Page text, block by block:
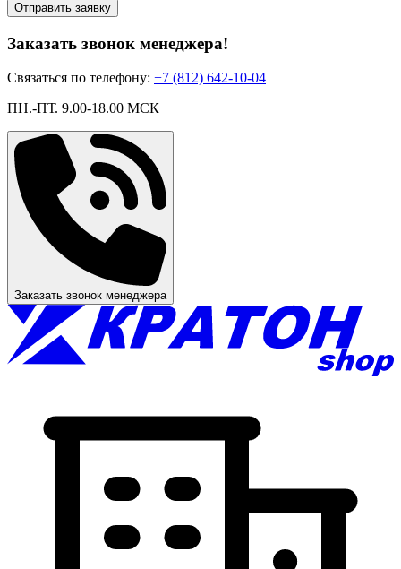
Отправить заявку
Заказать звонок менеджера!
Связаться по телефону: +7 (812) 642-10-04
ПН.-ПТ. 9.00-18.00 МСК
Заказать звонок менеджера